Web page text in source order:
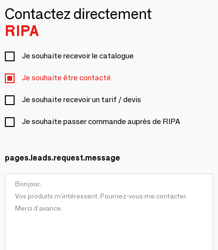
Contactez directement
RIPA
Je souhaite recevoir le catalogue
Je souhaite être contacté
Je souhaite recevoir un tarif / devis
Je souhaite passer commande auprès de RIPA
pages.leads.request.message